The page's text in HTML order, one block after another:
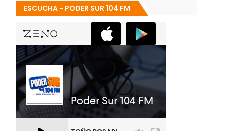
ESCUCHA - PODER SUR 104 FM